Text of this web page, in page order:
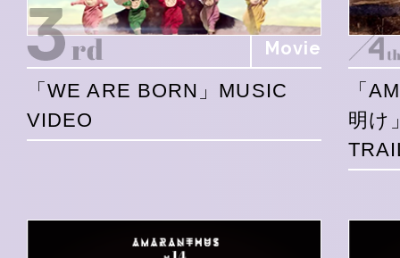
Movie
「WE ARE BORN」MUSIC
VIDEO
「
明け